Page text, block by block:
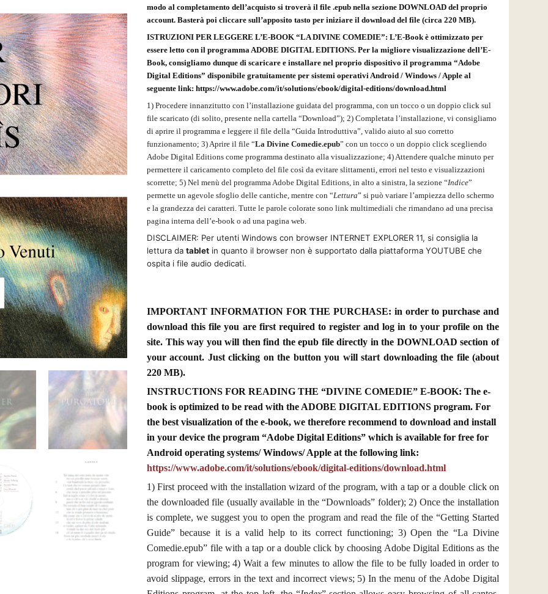
modo al completamento dell’acquisto si troverà il file .epub nella sezione DOWNLOAD del proprio
account. Basterà poi cliccare sull’apposito tasto per iniziare il download del file (circa 220 MB).
ISTRUZIONI PER LEGGERE L’E-BOOK “LA DIVINE COMEDIE”: L’E-Book è ottimizzato per
essere letto con il programma ADOBE DIGITAL EDITIONS. Per la migliore visualizzazione dell’E-
Book, consigliamo dunque di scaricare e installare nel proprio dispositivo il programma “Adobe
Digital Editions” disponibile gratuitamente per sistemi operativi Android / Windows / Apple al
seguente link: https://www.adobe.com/it/solutions/ebook/digital-editions/download.html
1) Procedere innanzitutto con l’installazione guidata del programma, con un tocco o un doppio click sul
file scaricato (di solito, presente nella cartella “Download”); 2) Completata l’installazione, vi consigliamo
di aprire il programma e leggere il file della “Guida Introduttiva”, valido aiuto al suo corretto
funzionamento; 3) Aprire il file “La Divine Comedie.epub” con un tocco o un doppio click scegliendo
Adobe Digital Editions come programma destinato alla visualizzazione; 4) Attendere qualche minuto per
permettere il caricamento completo del file così da evitare slittamenti, errori nel testo e visualizzazioni
scorrette; 5) Nel menù del programma Adobe Digital Editions, in alto a sinistra, la sezione “Indice”
permette un agevole sfoglio delle cantiche, mentre con “Lettura” si può variare l’ampiezza dello schermo
e la grandezza dei caratteri. Tutte le parole colorate sono link multimediali che rimandano ad una precisa
pagina interna dell’e-book o ad una pagina web.
DISCLAIMER: Per utenti Windows con browser INTERNET EXPLORER 11, si consiglia la
lettura da tablet in quanto il browser non è supportato dalla piattaforma YOUTUBE che
ospita i file audio dedicati.
IMPORTANT INFORMATION FOR THE PURCHASE: in order to purchase and
download this file you are first required to register and log in to your profile on the
site. This way you will then find the epub file directly in the DOWNLOAD section of
your account. Just clicking on the button you will start downloading the file (about
220 MB).
INSTRUCTIONS FOR READING THE “DIVINE COMEDIE” E-BOOK: The e-
book is optimized to be read with the ADOBE DIGITAL EDITIONS program. For
the best visualization of the e-book, we therefore recommend to download and install
in your device the program “Adobe Digital Editions” which is available for free for
Android operating systems/ Windows/ Apple at the following link:
https://www.adobe.com/it/solutions/ebook/digital-editions/download.html
1) First proceed with the installation wizard of the program, with a tap or a double click on
the downloaded file (usually available in the “Downloads” folder); 2) Once the installation
is complete, we suggest you to open the program and read the file of the “Getting Started
Guide” because it is a valid help to its correct functioning; 3) Open the “La Divine
Comedie.epub” file with a tap or a double click by choosing Adobe Digital Editions as the
program for viewing; 4) Wait a few minutes to allow the file to be fully loaded in order to
avoid slippage, errors in the text and incorrect views; 5) In the menu of the Adobe Digital